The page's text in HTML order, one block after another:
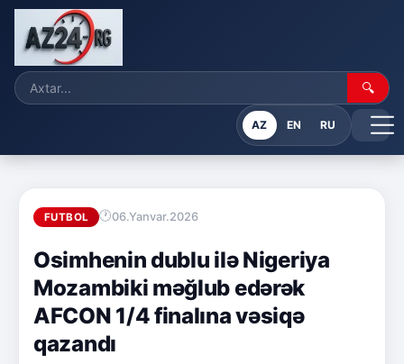
🔍
AZ EN RU
FUTBOL 06.Yanvar.2026
Osimhenin dublu ilə Nigeriya
Mozambiki məğlub edərək
AFCON 1/4 finalına vəsiqə
qazandı